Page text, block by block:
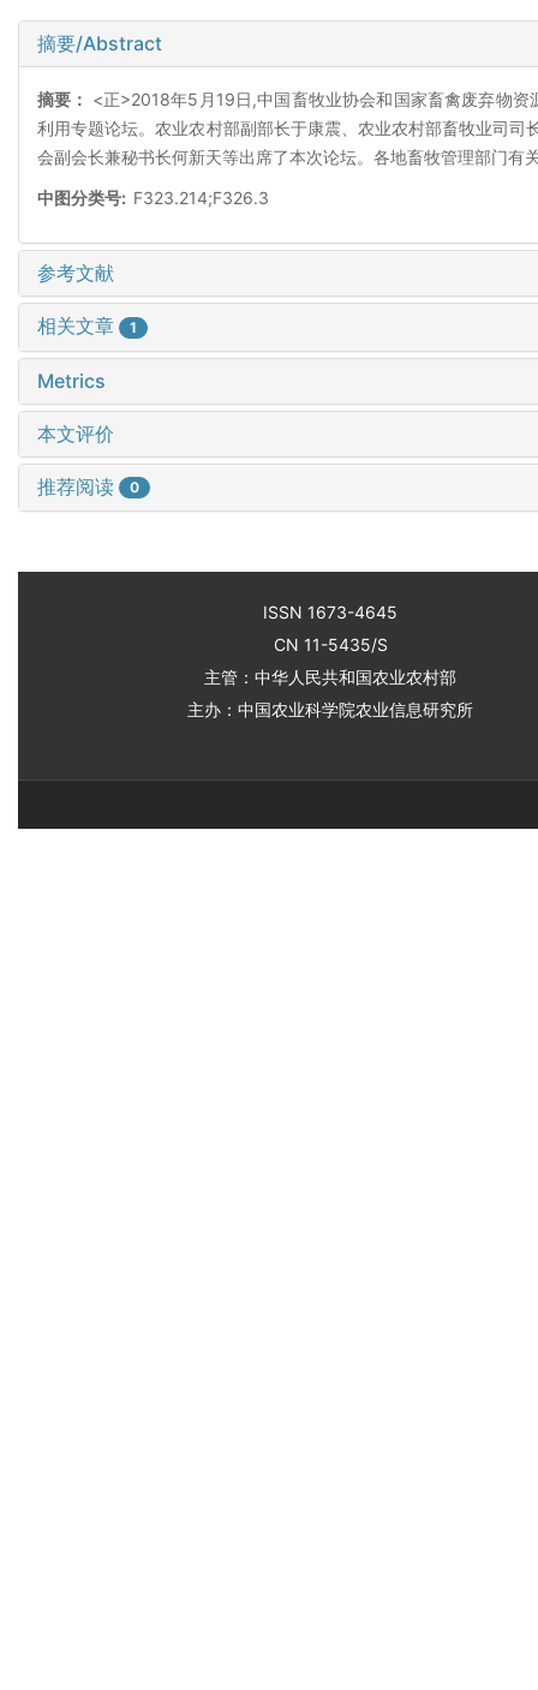
摘要/Abstract
摘要： <正>2018年5月19日,中国畜牧业协会和国家畜禽废弃物
利用专题论坛。农业农村部副部长于康震、农业农村部畜牧业司
会副会长兼秘书长何新天等出席了本次论坛。各地畜牧管理部门有
中图分类号: F323.214;F326.3
参考文献
相关文章 1
Metrics
本文评价
推荐阅读 0
ISSN 1673-4645
CN 11-5435/S
主管：中华人民共和国农业农村部
主办：中国农业科学院农业信息研究所